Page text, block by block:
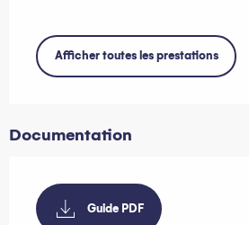
Afficher toutes les prestations
Documentation
Guide PDF